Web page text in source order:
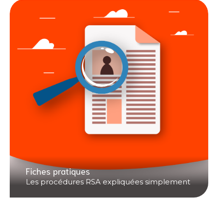
Fiches pratiques
Les procédures RSA expliquées simplement